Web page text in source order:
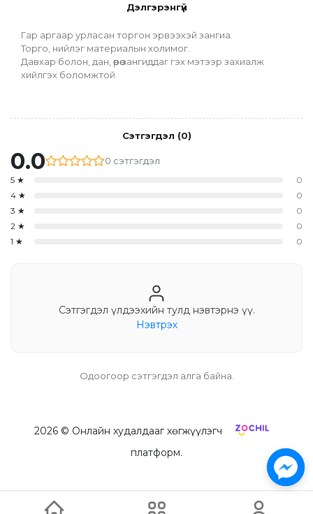
Дэлгэрэнгүй
Гар аргаар урласан торгон эрвээхэй зангиа.
Торго, нийлэг материалын холимог.
Давхар болон, дан, өөрөө зангиддаг гэх мэтээр захиалж
хийлгэх боломжтой
Сэтгэгдэл (0)
0.0 0 сэтгэгдэл
5 ★
0
4 ★
0
3 ★
0
2 ★
0
1 ★ 0
Сэтгэгдэл үлдээхийн тулд нэвтэрнэ үү.
Нэвтрэх
Одоогоор сэтгэгдэл алга байна.
2026© Онлайн худалдааг хөгжүүлэгч
платформ.